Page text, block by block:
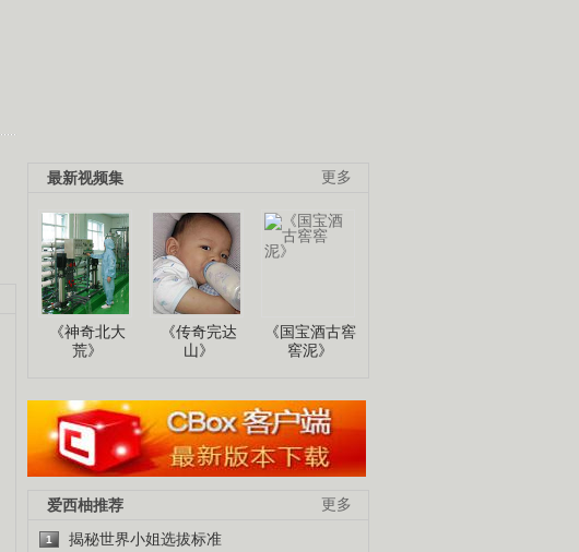
更多
最新视频集
《神奇北大
荒》
《传奇完达
山》
《国宝酒古窖
窖泥》
更多
爱西柚推荐
1 揭秘世界小姐选拔标准